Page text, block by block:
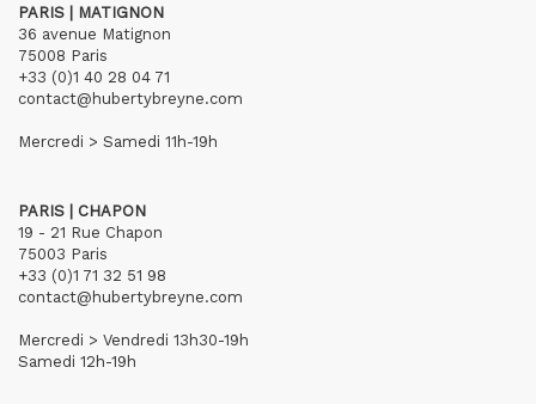
PARIS | MATIGNON
36 avenue Matignon
75008 Paris
+33 (0)1 40 28 04 71
contact@hubertybreyne.com
Mercredi > Samedi 11h-19h
PARIS | CHAPON
19 - 21 Rue Chapon
75003 Paris
+33 (0)1 71 32 51 98
contact@hubertybreyne.com
Mercredi > Vendredi 13h30-19h
Samedi 12h-19h